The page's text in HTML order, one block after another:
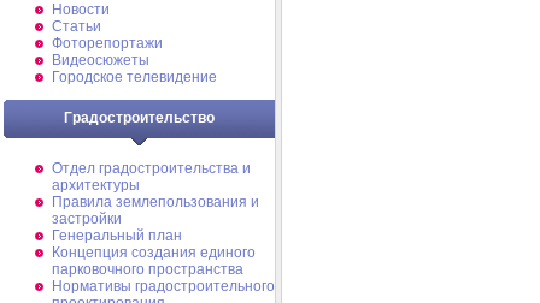
Новости
Статьи
Фоторепортажи
Видеосюжеты
Городское телевидение
Градостроительство
Отдел градостроительства и
архитектуры
Правила землепользования и
застройки
Генеральный план
Концепция создания единого
парковочного пространства
Нормативы градостроительного